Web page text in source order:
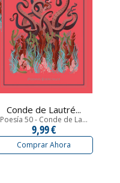
Conde de Lautré...
Poesía 50 - Conde de La...
9,99 €
Comprar Ahora